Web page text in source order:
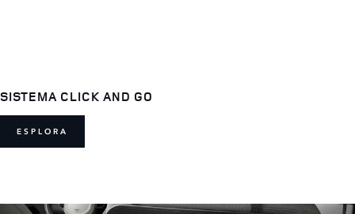
SISTEMA CLICK AND GO
ESPLORA